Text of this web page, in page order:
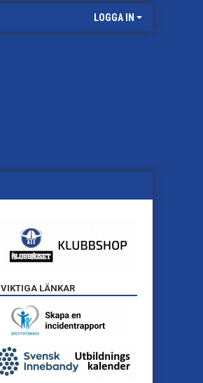
LOGGA IN
VIKTIGA LÄNKAR